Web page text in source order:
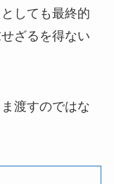
しても最終的
ざるを得ない
渡すのではな